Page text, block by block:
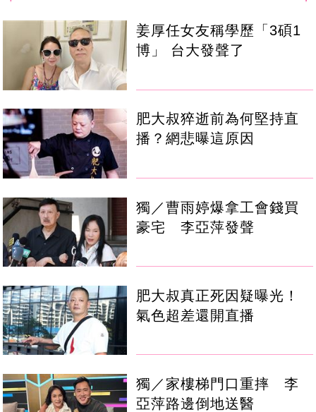
姜厚任女友稱學歷「3碩1
博」 台大發聲了
肥大叔猝逝前為何堅持直
播？網悲曝這原因
獨／曹雨婷爆拿工會錢買
豪宅 李亞萍發聲
肥大叔真正死因疑曝光！
氣色超差還開直播
獨／家樓梯門口重摔 李
亞萍路邊倒地送醫